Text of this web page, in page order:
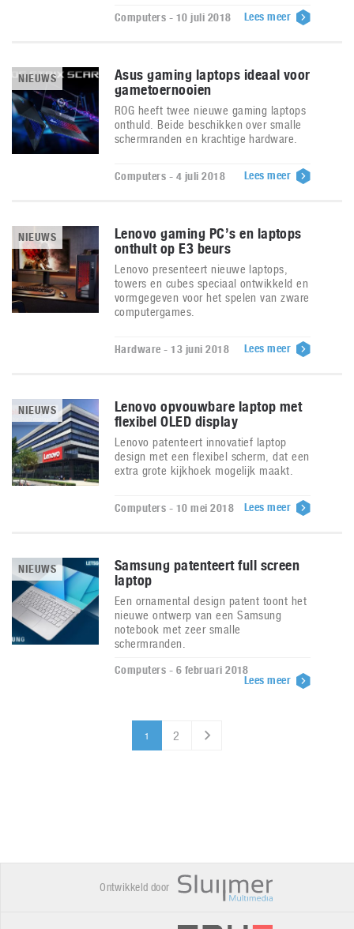
Computers - 10 juli 2018 Lees meer
NIEUWS
Asus gaming laptops ideaal voor
gametoernooien
ROG heeft twee nieuwe gaming laptops
onthuld. Beide beschikken over smalle
schermranden en krachtige hardware.
Computers - 4 juli 2018 Lees meer
NIEUWS
Lenovo gaming PC’s en laptops
onthult op E3 beurs
Lenovo presenteert nieuwe laptops,
towers en cubes speciaal ontwikkeld en
vormgegeven voor het spelen van zware
computergames.
Hardware - 13 juni 2018 Lees meer
NIEUWS
Lenovo opvouwbare laptop met
flexibel OLED display
Lenovo patenteert innovatief laptop
design met een flexibel scherm, dat een
extra grote kijkhoek mogelijk maakt.
Computers - 10 mei 2018 Lees meer
NIEUWS
Samsung patenteert full screen
laptop
Een ornamental design patent toont het
nieuwe ontwerp van een Samsung
notebook met zeer smalle
schermranden.
Computers - 6 februari 2018
Lees meer
1 2
Ontwikkeld door